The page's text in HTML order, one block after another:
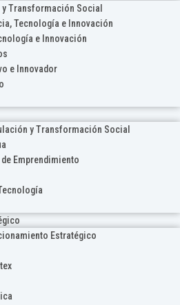
Transformación Social
Tecnología e Innovación
e Innovación
e Innovador
y Transformación Social
Emprendimiento
Estratégico